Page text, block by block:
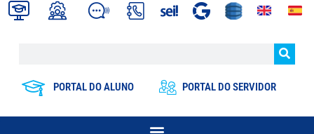
PORTAL DO ALUNO PORTAL DO SERVIDOR